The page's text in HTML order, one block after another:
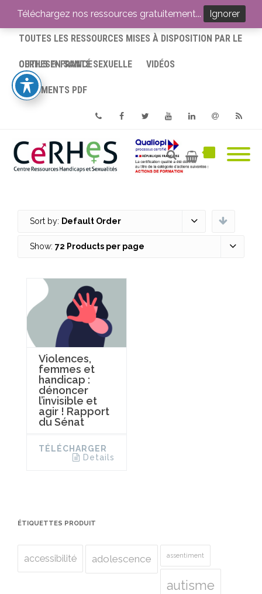
ACCUEIL
TOUTES LES RESSOURCES MISES À DISPOSITION PAR LE
CERHES® FRANCE
OUTILS EN SANTÉ SEXUELLE VIDÉOS
DOCUMENTS PDF
PhoneFacebookTwitterYoutube
Sort by: Default Order
Show: 72 Products per page
Violences,
femmes et
handicap :
dénoncer
l’invisible et
agir ! Rapport
du Sénat
TÉLÉCHARGER
Details
ÉTIQUETTES PRODUIT
accessibilité adolescence assentiment
autisme
Téléchargez nos ressources gratuitement... Ignorer